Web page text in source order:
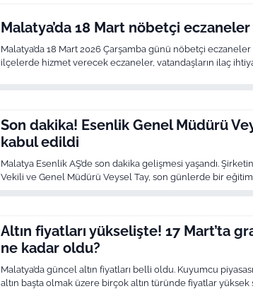
Malatya’da 18 Mart nöbetçi eczaneler
Malatya’da 18 Mart 2026 Çarşamba günü nöbetçi
ilçelerde hizmet verecek eczaneler, vatandaşların ilaç
Son dakika! Esenlik Genel Müdürü
kabul edildi
Malatya Esenlik AŞ’de son dakika gelişmesi yaşandı.
Vekili ve Genel Müdürü Veysel Tay, son günlerde bir
Altın fiyatları yükselişte! 17 Mart’ta
ne kadar oldu?
Malatya’da güncel altın fiyatları belli oldu. Kuyumcu
altın başta olmak üzere birçok altın türünde fiyatlar